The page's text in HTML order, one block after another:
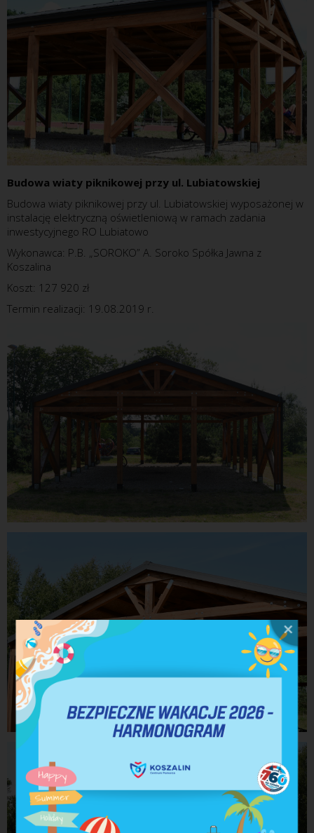
Budowa wiaty piknikowej przy ul. Lubiatowskiej
Budowa wiaty piknikowej przy ul. Lubiatowskiej wyposażonej w
instalację elektryczną oświetleniową w ramach zadania
inwestycyjnego RO Lubiatowo
Wykonawca: P.B. „SOROKO” A. Soroko Spółka Jawna z
Koszalina
Koszt: 127 920 zł
Termin realizacji: 19.08.2019 r.